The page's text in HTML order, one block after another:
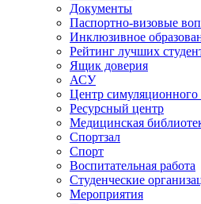
Документы
Паспортно-визовые
Инклюзивное
Рейтинг лучших
Ящик доверия
АСУ
Центр симуляционного
Ресурсный центр
Медицинская
Спортзал
Спорт
Воспитательная работа
Студенческие
Мероприятия